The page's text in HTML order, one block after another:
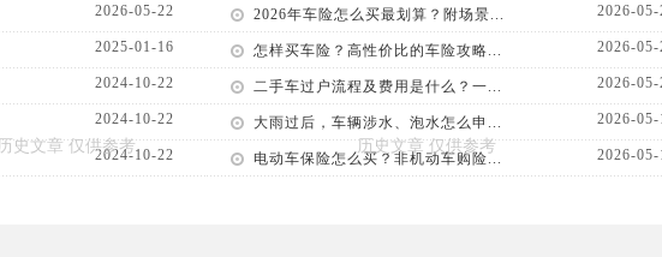
2026-05-22
2025-01-16
2024-10-22
2024-10-22
2024-10-22
2026年车险怎么买最划算？附场景... 2026-05-
怎样买车险？高性价比的车险攻略... 2026-05-
二手车过户流程及费用是什么？一... 2026-05-
大雨过后，车辆涉水、泡水怎么申... 2026-05-
电动车保险怎么买？非机动车购险... 2026-05-